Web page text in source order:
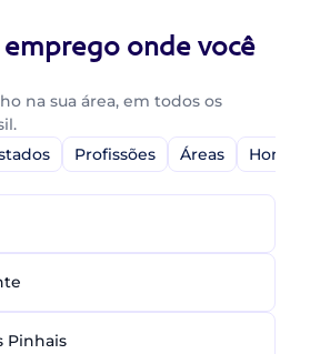
emprego onde você
na sua área, em todos os
Profissões Áreas Home-
Pinhais